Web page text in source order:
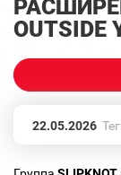
OUTSIDE
22.05.2026